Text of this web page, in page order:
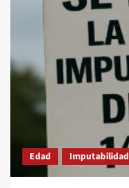
regresiva:
de
los
son
Edad Imputabilidad